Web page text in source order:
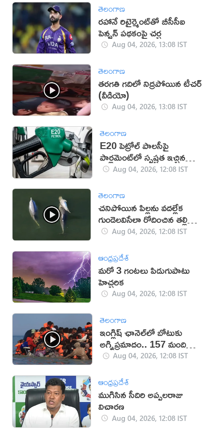
తెలంగాణ
రహానే రిటైర్మెంట్‌తో బీసీసీఐ
పెన్షన్ పథకంపై చర్చ
Aug 04, 2026, 13:08 IST
తెలంగాణ
తరగతి గదిలో నిద్రపోయిన టీచర్
(వీడియో)
Aug 04, 2026, 13:08 IST
తెలంగాణ
E20 పెట్రోల్ పాలసీపై
పార్లమెంట్‌లో స్పష్టత ఇచ్చిన
కేంద్రంAug 04, 2026, 12:08 IST
తెలంగాణ
చనిపోయిన పిల్లను వదల్లేక
గుండెలవిసేలా రోదించిన తల్లి
డాల్ఫిన్ (వీడియో)
Aug 04, 2026, 12:08 IST
ఆంధ్రప్రదేశ్
మరో 3 గంటలు పిడుగుపాటు
హెచ్చరిక
Aug 04, 2026, 12:08 IST
తెలంగాణ
ఇంగ్లిష్ ఛానెల్‌లో బోటుకు
అగ్నిప్రమాదం.. 157 మంది
సురక్షితం
Aug 04, 2026, 12:08 IST
ఆంధ్రప్రదేశ్
ముగిసిన సీదిరి అప్పలరాజు
విచారణ
Aug 04, 2026, 12:08 IST